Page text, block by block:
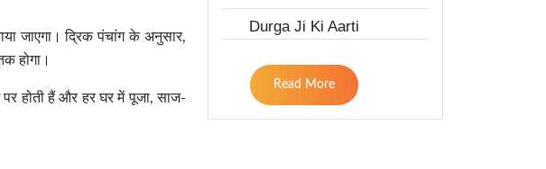
जाएगा। द्रिक पंचांग के अनुसार,
होगा।
होती हैं और हर घर में पूजा, साज-
Durga Ji Ki Aarti
Read More